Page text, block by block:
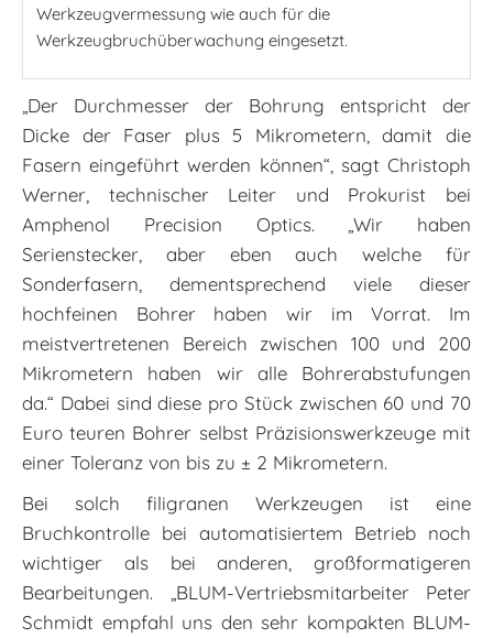
Werkzeugvermessung wie auch für die
Werkzeugbruchüberwachung eingesetzt.
„Der Durchmesser der Bohrung entspricht der
Dicke der Faser plus 5 Mikrometern, damit die
Fasern eingeführt werden können“, sagt Christoph
Werner, technischer Leiter und Prokurist bei
Amphenol Precision Optics. „Wir haben
Serienstecker, aber eben auch welche für
Sonderfasern, dementsprechend viele dieser
hochfeinen Bohrer haben wir im Vorrat. Im
meistvertretenen Bereich zwischen 100 und 200
Mikrometern haben wir alle Bohrerabstufungen
da.“ Dabei sind diese pro Stück zwischen 60 und 70
Euro teuren Bohrer selbst Präzisionswerkzeuge mit
einer Toleranz von bis zu ± 2 Mikrometern.
Bei solch filigranen Werkzeugen ist eine
Bruchkontrolle bei automatisiertem Betrieb noch
wichtiger als bei anderen, großformatigeren
Bearbeitungen. „BLUM-Vertriebsmitarbeiter Peter
Schmidt empfahl uns den sehr kompakten BLUM-